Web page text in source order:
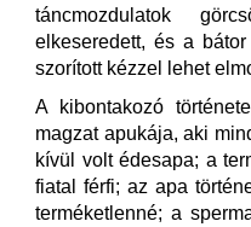
táncmozdulatok
elkeseredett, és a
szorított kézzel lehet
A kibontakozó
magzat apukája, aki
kívül volt édesapa; a
fiatal férfi; az apa
terméketlenné; a